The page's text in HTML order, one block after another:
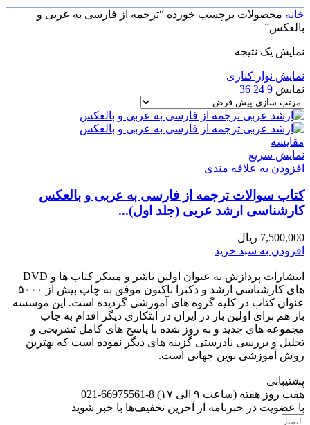
خانه محصولات برچسب خورده “ترجمه از فارسی به عربی و
بالعکس”
نمایش یک نتیجه
نمایش نوار کناری
نمایش 9
24
36
مقايسه
نمایش سریع
افزودن به علاقه مندی
کتاب سوالات ترجمه از فارسی به عربی و بالعکس
کارشناسی ارشد عربی (جلد اول)...
7,500,000 ریال
افزودن به سبد خرید
انتشارات پردازش به عنوان اولین ناشر و مبتکر کتاب ها و DVD
های کارشناسی ارشد و دکترا تاکنون موفق به چاپ بیش از ۵۰۰۰
عنوان کتاب در کلیه گروه های آموزشی گردیده است. این موسسه
باز هم برای اولین بار در ایران در ابتکاری دیگر اقدام به چاپ
مجموعه های جدید و به روز شده با پاسخ های کامل تشریحی و
تحلیل و بررسی نادرستی گزینه های دیگر نموده است که بهترین
روش آموزشی نوین جهانی است.
پشتیبانی
هفت روز هفته (ساعت ۹ الی ۱۷) 8-66975561-021
با عضویت در خبرنامه از آخرین تخفیف‌ها با خبر شوید